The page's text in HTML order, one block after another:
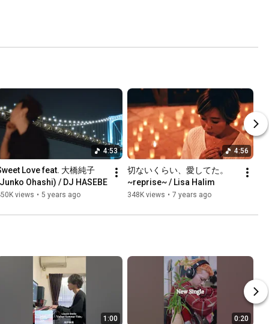
4:53
Love feat. 大橋純子
Ohashi) / DJ HASEBE
views • 5 years ago
4:56
切ないくらい、愛してた。
~reprise~ / Lisa Halim
348K views • 7 years ago
1:00 0:20